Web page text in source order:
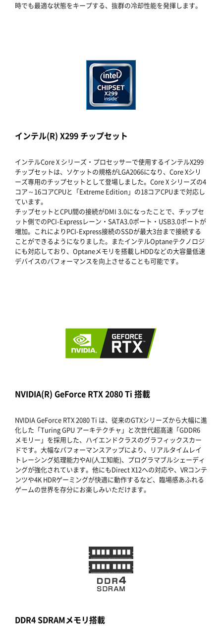
時でも最適な状態をキープする、抜群の冷却性能を発揮します。
インテル(R) X299 チップセット
インテルCore X シリーズ・プロセッサーで使用するインテルX299
チップセットは、ソケットの規格がLGA2066になり、Core Xシリ
ーズ専用のチップセットとして登場しました。Core X シリーズの4
コア～16コアCPUと「Extreme Edition」の18コアCPUまで対応し
ています。
チップセットとCPU間の接続がDMI 3.0になったことで、チップセ
ット側でのPCI-Expressレーン・SATA3.0ポート・USB3.0ポートが
増加。これによりPCI-Express接続のSSDが最大3台まで接続する
ことができるようになりました。またインテルOptaneテクノロジ
にも対応しており、Optaneメモリを搭載しHDDなどの大容量低速
デバイスのパフォーマンスを向上させることも可能です。
NVIDIA(R) GeForce RTX 2080 Ti 搭載
NVIDIA GeForce RTX 2080 Ti は、従来のGTXシリーズから大幅に進
化した「Turing GPU アーキテクチャ」と次世代超高速「GDDR6
メモリー」を採用した、ハイエンドクラスのグラフィックスカー
ドです。大幅なパフォーマンスアップにより、リアルタイムレイ
トレーシング処理能力やAI(人工知能)、プログラマブルシェーディ
ングが強化されています。他にもDirect X12への対応や、VRコンテ
ンツや4K HDRゲーミングが快適に動作するなど、臨場感あふれる
ゲームの世界を存分にお楽しみいただけます。
DDR4 SDRAMメモリ搭載